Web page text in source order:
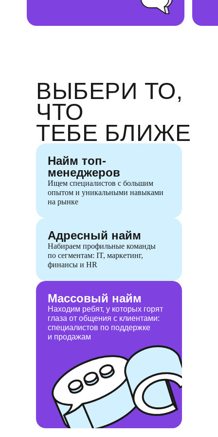
ВЫБЕРИ ТО,
ЧТО
ТЕБЕ БЛИЖЕ
Найм топ-
менеджеров
Ищем специалистов с большим
опытом и уникальными навыками
на рынке
Адресный найм
Набираем профильные команды
по сегментам: IT, маркетинг,
финансы и HR
Массовый найм
Находим ребят, у которых горят
глаза от общения с клиентами:
специалистов по поддержке
и продажам